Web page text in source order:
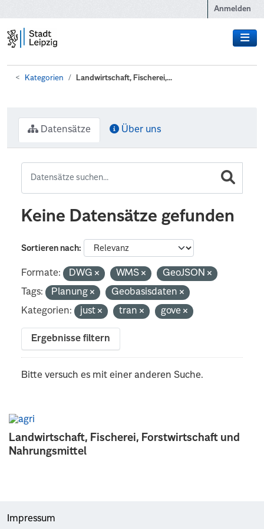
Anmelden
Kategorien Landwirtschaft, Fischerei,...
Landwirtschaft, Fischerei, Forstwirtschaft und
Nahrungsmittel
Datensätze Über uns
Keine Datensätze gefunden
Sortieren nach
Formate: DWG WMS
GeoJSON
Tags:
Planung
Geobasisdaten
Kategorien:
just tran gove
Ergebnisse filtern
Bitte versuch es mit einer anderen Suche.
Impressum